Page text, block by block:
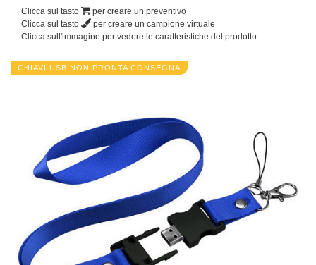
Classiche
Roma Smallville
PRODOTTI IMPORT
Custom 2D
fronte/retro
solo fronte
Jamaica Praha Sidney
Clicca sul tasto
per creare un preventivo
Clicca sul tasto
per creare un campione virtuale
Clicca sull'immagine per vedere le caratteristiche del prodotto
CHIAVI USB NON PRONTA CONSEGNA